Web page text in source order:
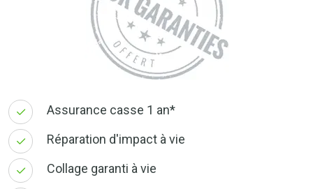
Assurance casse 1 an*
Réparation d'impact à vie
Collage garanti à vie